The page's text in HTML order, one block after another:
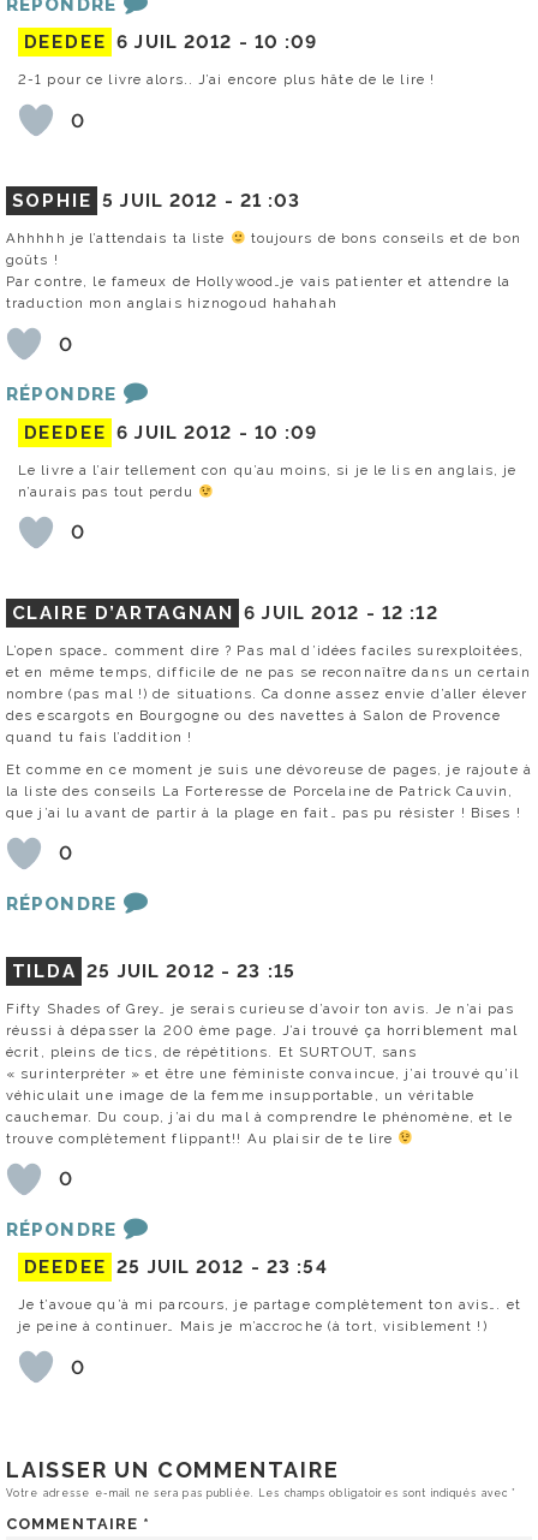
RÉPONDRE
DEEDEE 6 JUIL 2012 - 10 :09
2-1 pour ce livre alors.. J’ai encore plus hâte de le lire !
0
SOPHIE 5 JUIL 2012 - 21 :03
Ahhhhh je l’attendais ta liste
toujours de bons conseils et de bon
goûts !
Par contre, le fameux de Hollywood…je vais patienter et attendre la
traduction mon anglais hiznogoud hahahah
0
RÉPONDRE
DEEDEE 6 JUIL 2012 - 10 :09
Le livre a l’air tellement con qu’au moins, si je le lis en anglais, je
n’aurais pas tout perdu
0
CLAIRE D’ARTAGNAN 6 JUIL 2012 - 12 :12
L’open space… comment dire ? Pas mal d’idées faciles surexploitées,
et en même temps, difficile de ne pas se reconnaître dans un certain
nombre (pas mal !) de situations. Ca donne assez envie d’aller élever
des escargots en Bourgogne ou des navettes à Salon de Provence
quand tu fais l’addition !
Et comme en ce moment je suis une dévoreuse de pages, je rajoute à
la liste des conseils La Forteresse de Porcelaine de Patrick Cauvin,
que j’ai lu avant de partir à la plage en fait… pas pu résister ! Bises !
0
RÉPONDRE
TILDA 25 JUIL 2012 -23 :15
Fifty Shades of Grey… je serais curieuse d’avoir ton avis. Je n’ai pas
réussi à dépasser la 200 ème page. J’ai trouvé ça horriblement mal
écrit, pleins de tics, de répétitions. Et SURTOUT, sans
« surinterpréter » et être une féministe convaincue, j’ai trouvé qu’il
véhiculait une image de la femme insupportable, un véritable
cauchemar. Du coup, j’ai du mal à comprendre le phénomène, et le
trouve complètement flippant!! Au plaisir de te lire
0
RÉPONDRE
DEEDEE 25 JUIL 2012 - 23 :54
Je t’avoue qu’à mi parcours, je partage complètement ton avis…. et
je peine à continuer… Mais je m’accroche (à tort, visiblement !)
0
LAISSER UN COMMENTAIRE
Votre adresse e-mail ne sera pas publiée. Les champs obligatoires sont indiqués avec*
COMMENTAIRE *